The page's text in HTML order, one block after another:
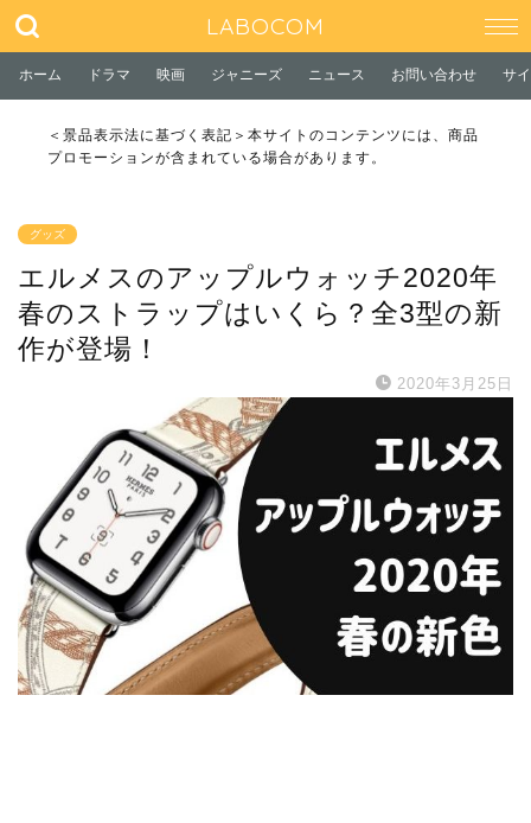
LABOCOM
ホーム ドラマ 映画 ジャニーズ ニュース お問い合わせ サ
＜景品表示法に基づく表記＞本サイトのコンテンツには、商品
プロモーションが含まれている場合があります。
グッズ
エルメスのアップルウォッチ2020年
春のストラップはいくら？全3型の新
作が登場！
2020年3月25日